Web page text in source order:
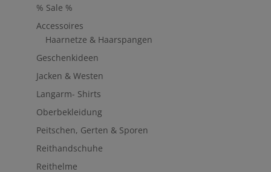
% Sale %
Accessoires
Haarnetze & Haarspangen
Geschenkideen
Jacken & Westen
Langarm- Shirts
Oberbekleidung
Peitschen, Gerten & Sporen
Reithandschuhe
Reithelme